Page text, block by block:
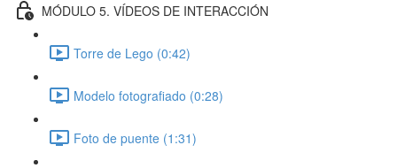
MÓDULO 5. VÍDEOS DE INTERACCIÓN
Torre de Lego (0:42)
Modelo fotografiado (0:28)
Foto de puente (1:31)